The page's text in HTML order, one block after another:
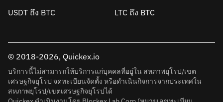
USDT ถึง BTC
LTC ถึง BTC
© 2018-2026, Quickex.io
บริการนี้ไม่สามารถให้บริการแก่บุคคลที่อยู่ใน สหภาพยุโรป/เขต
เศรษฐกิจยุโรป จดทะเบียนจัดตั้ง หรือดำเนินกิจการจากประเทศใน
สหภาพยุโรป/เขตเศรษฐกิจยุโรปได้